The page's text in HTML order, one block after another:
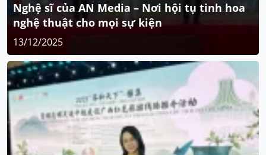
Nghệ sĩ của AN Media – Nơi hội tụ tinh hoa
nghệ thuật cho mọi sự kiện
13/12/2025